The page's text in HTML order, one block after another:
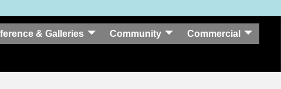
& Galleries Community Commercial